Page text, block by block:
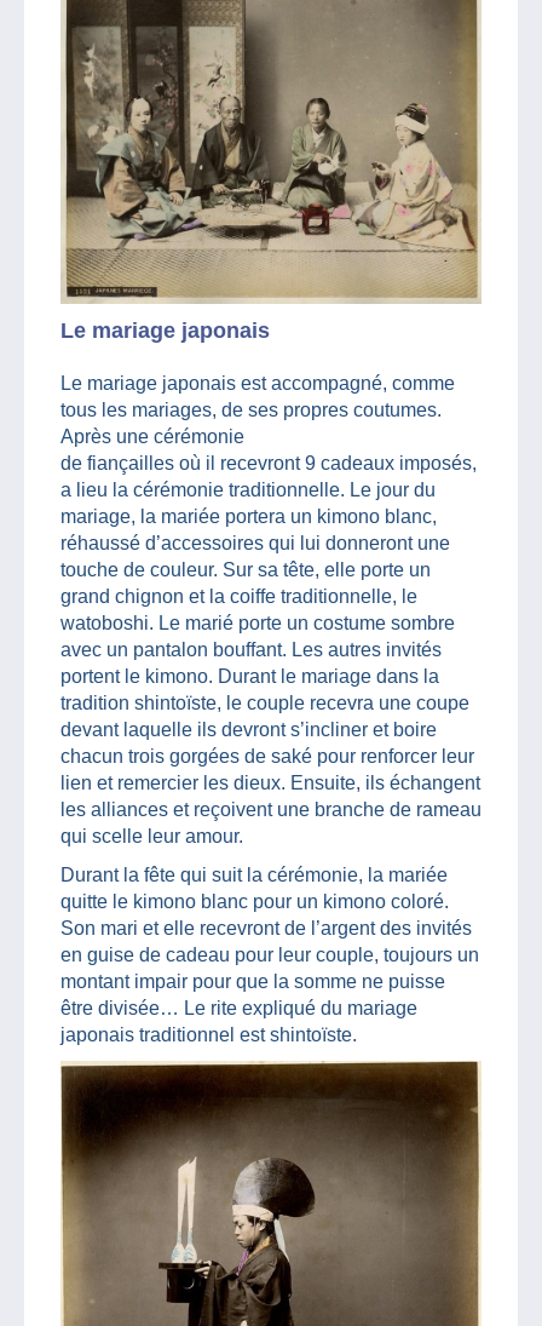
Le mariage japonais
Le mariage japonais est accompagné, comme
tous les mariages, de ses propres coutumes.
Après une cérémonie
de fiançailles où il recevront 9 cadeaux imposés,
a lieu la cérémonie traditionnelle. Le jour du
mariage, la mariée portera un kimono blanc,
réhaussé d’accessoires qui lui donneront une
touche de couleur. Sur sa tête, elle porte un
grand chignon et la coiffe traditionnelle, le
watoboshi. Le marié porte un costume sombre
avec un pantalon bouffant. Les autres invités
portent le kimono. Durant le mariage dans la
tradition shintoïste, le couple recevra une coupe
devant laquelle ils devront s’incliner et boire
chacun trois gorgées de saké pour renforcer leur
lien et remercier les dieux. Ensuite, ils échangent
les alliances et reçoivent une branche de rameau
qui scelle leur amour.
Durant la fête qui suit la cérémonie, la mariée
quitte le kimono blanc pour un kimono coloré.
Son mari et elle recevront de l’argent des invités
en guise de cadeau pour leur couple, toujours un
montant impair pour que la somme ne puisse
être divisée… Le rite expliqué du mariage
japonais traditionnel est shintoïste.